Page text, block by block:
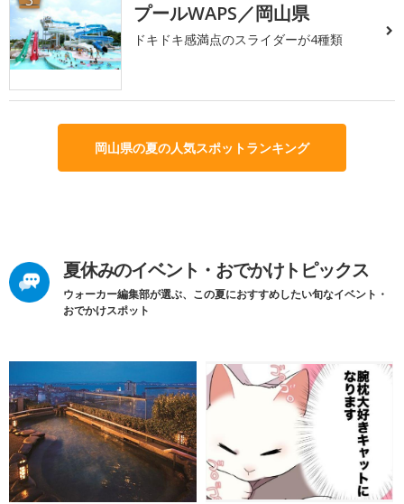
プールWAPS／岡山県
ドキドキ感満点のスライダーが4種類
岡山県の夏の人気スポットランキング
夏休みのイベント・おでかけトピックス
ウォーカー編集部が選ぶ、この夏におすすめしたい旬なイベント・
おでかけスポット